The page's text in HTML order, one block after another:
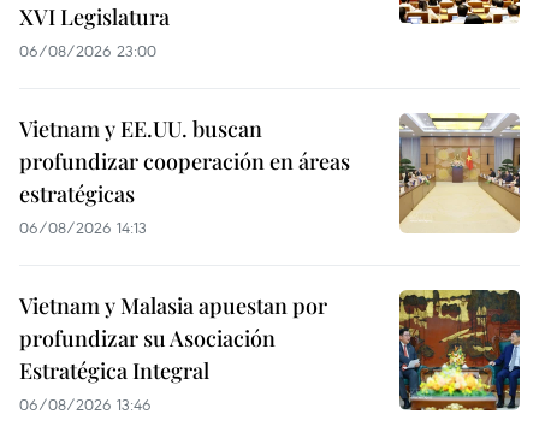
XVI Legislatura
06/08/2026 23:00
Vietnam y EE.UU. buscan
profundizar cooperación en áreas
estratégicas
06/08/2026 14:13
Vietnam y Malasia apuestan por
profundizar su Asociación
Estratégica Integral
06/08/2026 13:46